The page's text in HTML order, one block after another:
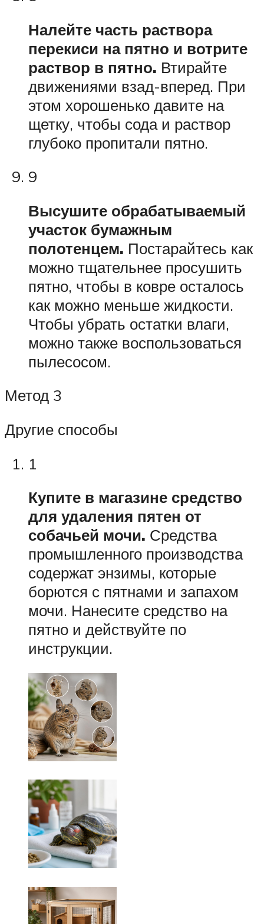
Налейте часть раствора
перекиси на пятно и вотрите
раствор в пятно. Втирайте
движениями взад-вперед. При
этом хорошенько давите на
щетку, чтобы сода и раствор
глубоко пропитали пятно.
9
Высушите обрабатываемый
участок бумажным
полотенцем. Постарайтесь как
можно тщательнее просушить
пятно, чтобы в ковре осталось
как можно меньше жидкости.
Чтобы убрать остатки влаги,
можно также воспользоваться
пылесосом.
Метод 3
Другие способы
1
Купите в магазине средство
для удаления пятен от
собачьей мочи. Средства
промышленного производства
содержат энзимы, которые
борются с пятнами и запахом
мочи. Нанесите средство на
пятно и действуйте по
инструкции.